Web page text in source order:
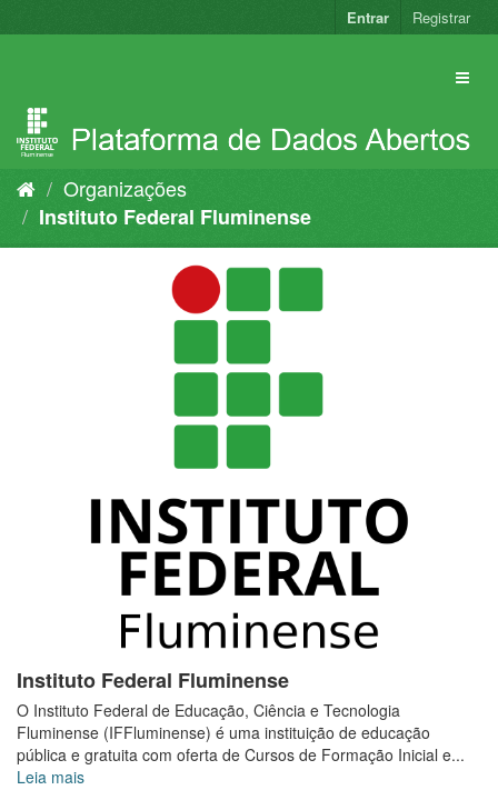
para
Entrar Registrar
Organizações
Instituto Federal Fluminense
Instituto Federal Fluminense
O Instituto Federal de Educação, Ciência e Tecnologia
Fluminense (IFFluminense) é uma instituição de educação
pública e gratuita com oferta de Cursos de Formação Inicial e...
Leia mais